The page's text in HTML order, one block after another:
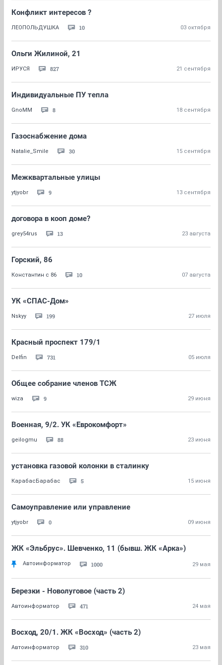
Конфликт интересов ?
ЛЕОПОЛЬДУШКА 10 03 октября
Ольги Жилиной, 21
ИРУСЯ 827 21 сентября
Индивидуальные ПУ тепла
GnoMM 8 18 сентября
Газоснабжение дома
Natalie_Smile 30 15 сентября
Межквартальные улицы
ytjyobr 9 13 сентября
договора в кооп доме?
grey54rus 13 23 августа
Горский, 86
Константин с 86 10 07 августа
УК «СПАС-Дом»
Nskyy 199 27 июля
Красный проспект 179/1
Delfin 731 05 июля
Общее собрание членов ТСЖ
wiza 9 29 июня
Военная, 9/2. УК «Еврокомфорт»
geilogmu 88 23 июня
установка газовой колонки в сталинку
КарабасБарабас 5 15 июня
Самоуправление или управление
ytjyobr 0 09 июня
ЖК «Эльбрус». Шевченко, 11 (бывш. ЖК «Арка»)
Автоинформатор 1000 29 мая
Березки - Новолуговое (часть 2)
Автоинформатор 471 24 мая
Восход, 20/1. ЖК «Восход» (часть 2)
Автоинформатор 310 23 мая